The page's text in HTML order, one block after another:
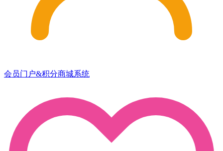
会员门户&积分商城系统